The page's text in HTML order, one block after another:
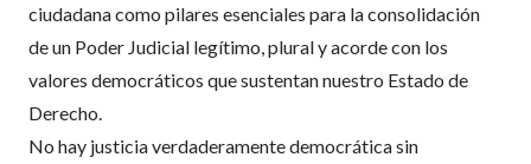
ciudadana como pilares esenciales para la consolidación
de un Poder Judicial legítimo, plural y acorde con los
valores democráticos que sustentan nuestro Estado de
Derecho.
No hay justicia verdaderamente democrática sin